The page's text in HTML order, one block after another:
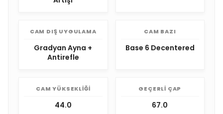
CAM DIŞ UYGULAMA
Gradyan Ayna +
Antirefle
CAM BAZI
Base 6 Decentered
CAM YÜKSEKLIĞI
44.0
GEÇERLI ÇAP
67.0